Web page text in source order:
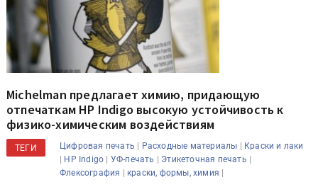
Michelman предлагает химию, придающую
отпечаткам HP Indigo высокую устойчивость к
физико-химическим воздействиям
ТЕГИ Цифровая печать | Расходные материалы | Краски и лаки
| HP Indigo | УФ-печать | Этикеточная печать |
Флексография | краски, формы, химия |